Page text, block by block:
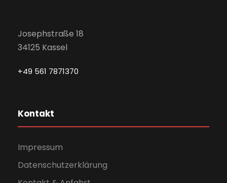
Josephstraße 18
34125 Kassel
+49 561 7871370
Kontakt
Impressum
Datenschutzerklärung